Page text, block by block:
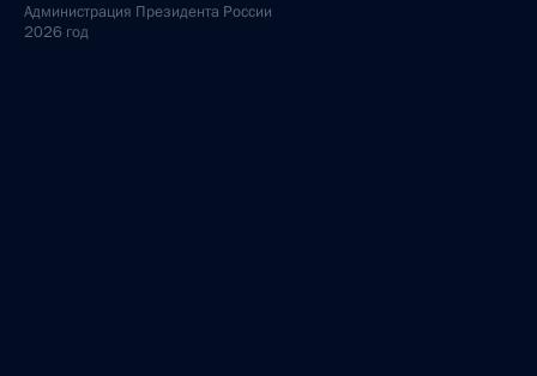
Администрация Президента России
2026 год